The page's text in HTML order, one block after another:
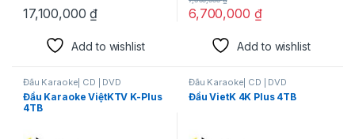
17,100,000₫
Add to wishlist
6,700,000 ₫
Add to wishlist
Đầu Karaoke| CD | DVD
Đầu Karaoke ViệtKTV K-Plus
4TB
Đầu Karaoke| CD | DVD
Đầu VietK 4K Plus 4TB